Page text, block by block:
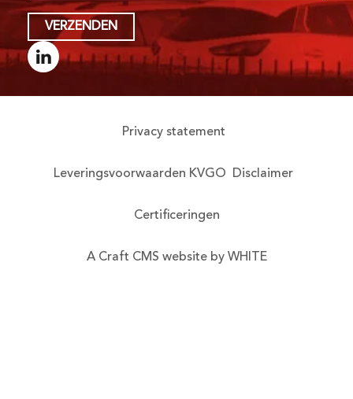
VERZENDEN
Privacy statement
Leveringsvoorwaarden KVGO Disclaimer
Certificeringen
A Craft CMS website by WHITE